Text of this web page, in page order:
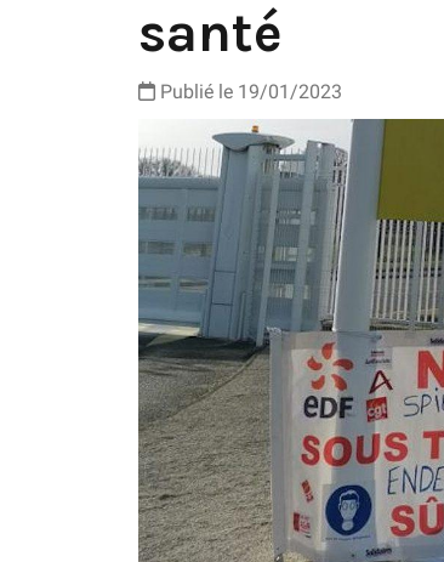
santé
Publié le 19/01/2023